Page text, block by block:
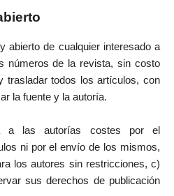
abierto de cualquier interesado a
números de la revista, sin costo
trasladar todos los artículos, con
la fuente y la autoría.
a las autorías costes por el
ni por el envío de los mismos,
los autores sin restricciones, c)
sus derechos de publicación